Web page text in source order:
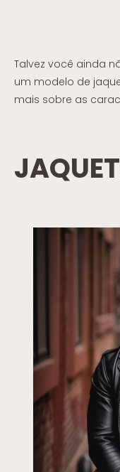
Talvez você ainda
um modelo de
mais sobre as